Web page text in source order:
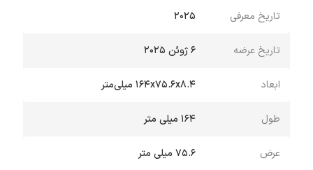
تاریخ معرفی 2025
تاریخ عرضه ۶ ژوئن ۲۰۲۵
ابعاد ۱۶۴x۷۵.۶x۸.۴ میلی‌متر
طول 164 میلی متر
عرض ۷۵.۶ میلی متر